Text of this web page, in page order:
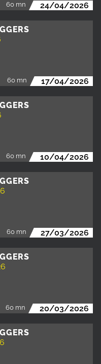
60 mn 24/04/2026
60 mn 17/04/2026
60 mn 10/04/2026
60 mn 27/03/2026
60 mn 20/03/2026